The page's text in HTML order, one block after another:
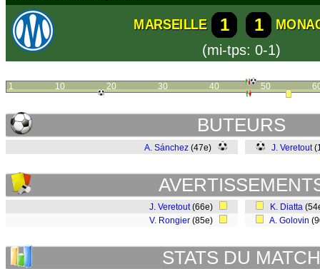
MARSEILLE 1 1
(mi-tps: 0-1)
1 10 20 30 40 50
BUTEURS
A. Sánchez (47e) J. Veretout
J. Veretout(66e)
V. Rongier (85e)
K. Diatta
A. Golovin
STATS DU MATCH